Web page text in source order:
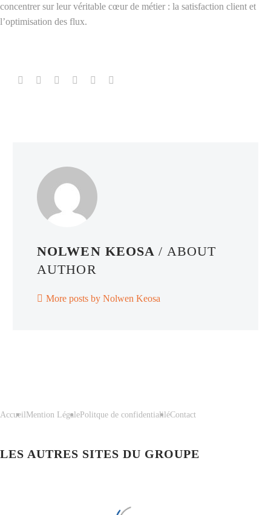
concentrer sur leur véritable cœur de métier : la satisfaction client et
l’optimisation des flux.
NOLWEN KEOSA/ ABOUT
AUTHOR
More posts by Nolwen Keosa
Accueil Mention Légale Politque de confidentialiléContact
LES AUTRES SITES DU GROUPE